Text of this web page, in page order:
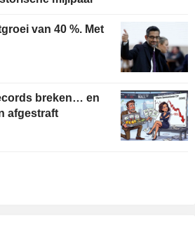
van 40 %. Met
breken… en
afgestraft